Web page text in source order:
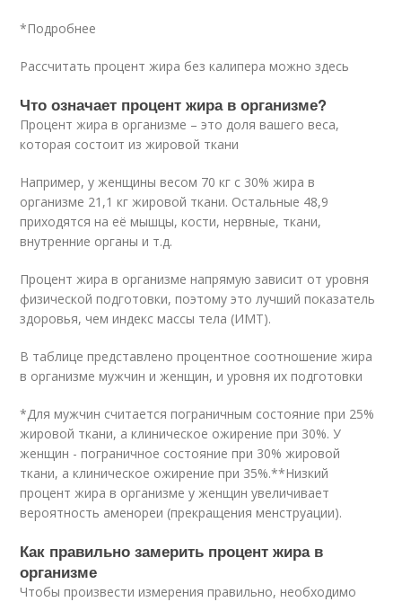
*Подробнее
Рассчитать процент жира без калипера можно здесь
Что означает процент жира в организме?
Процент жира в организме – это доля вашего веса,
которая состоит из жировой ткани
Например, у женщины весом 70 кг с 30% жира в
организме 21,1 кг жировой ткани. Остальные 48,9
приходятся на её мышцы, кости, нервные, ткани,
внутренние органы и т.д.
Процент жира в организме напрямую зависит от уровня
физической подготовки, поэтому это лучший показатель
здоровья, чем индекс массы тела (ИМТ).
В таблице представлено процентное соотношение жира
в организме мужчин и женщин, и уровня их подготовки
*Для мужчин считается пограничным состояние при 25%
жировой ткани, а клиническое ожирение при 30%. У
женщин - пограничное состояние при 30% жировой
ткани, а клиническое ожирение при 35%.**Низкий
процент жира в организме у женщин увеличивает
вероятность аменореи (прекращения менструации).
Как правильно замерить процент жира в
организме
Чтобы произвести измерения правильно, необходимо